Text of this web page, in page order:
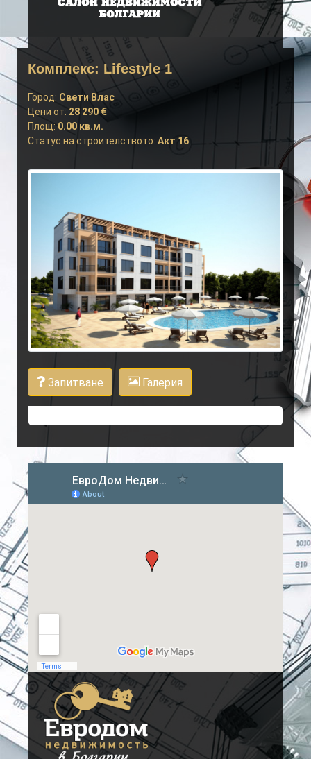
Комплекс: Lifestyle 1
Город: Свети Влас
Цени от: 28 290 €
Площ: 0.00 кв.м.
Статус на строителството: Акт 16
Запитване Галерия